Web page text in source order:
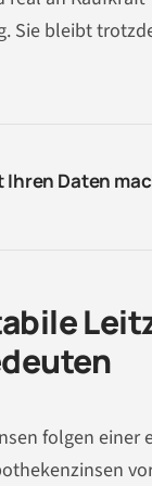
Sie bleibt
Ihren Daten
folgen einer